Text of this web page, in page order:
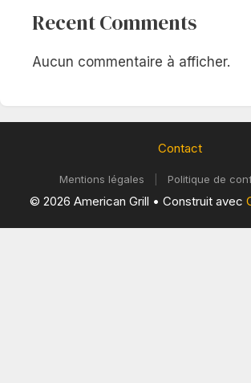
Recent Comments
Aucun commentaire à afficher.
Contact
Mentions légales Politique de
© 2026 American Grill • Construit avec